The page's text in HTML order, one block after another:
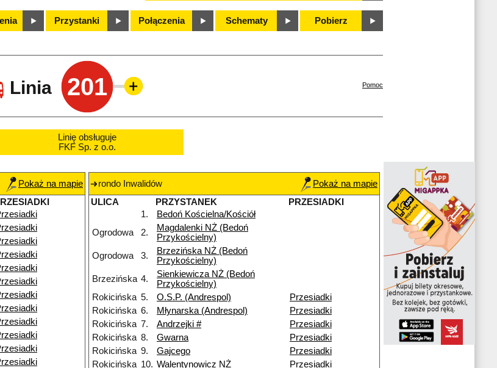
Przystanki Połączenia Schematy Pobierz
Linia 201 Pomoc
Linię obsługuje
FKF Sp. z o.o.
Pokaż na mapie
rondo Inwalidów
Pokaż na mapie
ULICA
PRZYSTANEK
PRZESIADKI
1.
Bedoń Kościelna/Kościół
Ogrodowa
2.
Magdalenki NŻ (Bedoń
Przykościelny)
Ogrodowa
3.
Brzezińska NŻ (Bedoń
Przykościelny)
Brzezińska 4.
Sienkiewicza NŻ (Bedoń
Przykościelny)
Rokicińska 5. O.S.P. (Andrespol)
Przesiadki
Rokicińska 6. Młynarska (Andrespol)
Przesiadki
Rokicińska 7. Andrzejki #
Przesiadki
Rokicińska 8. Gwarna
Przesiadki
Rokicińska 9. Gajcego
Przesiadki
Rokicińska 10. Walentynowicz NŻ Przesiadki